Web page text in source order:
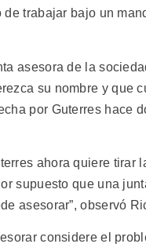
de trabajar bajo un
asesora de la
su nombre y que
por Guterres hace
ahora quiere tirar
supuesto que una
asesorar”, observó
considere el